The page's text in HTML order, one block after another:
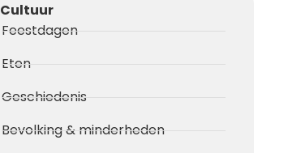
Cultuur
Feestdagen
Eten
Geschiedenis
Bevolking & minderheden